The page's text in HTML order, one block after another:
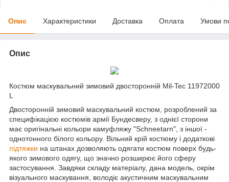
Опис Характеристики Доставка Оплата Умови
Опис
Костюм маскувальний зимовий двосторонній Mil-Tec 11972000
L
Двосторонній зимовий маскувальний костюм, розроблений за
специфікацією костюмів армії Бундесверу, з однієї сторони
має оригінальні кольори камуфляжу "Schneetarn", з іншої -
однотонного білого кольору. Вільний крій костюму і додаткові
підтяжки на штанах дозволяють одягати костюм поверх будь-
якого зимового одягу, що значно розширює його сферу
застосування. Завдяки складу матеріалу, дана модель, окрім
візуального маскування, володіє акустичним маскувальним